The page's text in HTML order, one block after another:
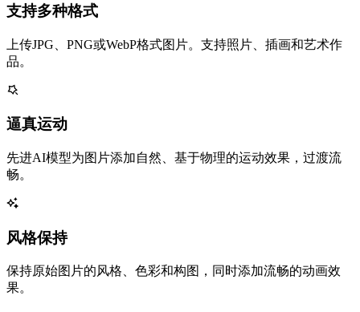
支持多种格式
上传JPG、PNG或WebP格式图片。支持照片、插画和艺术作
品。
逼真运动
先进AI模型为图片添加自然、基于物理的运动效果，过渡流
畅。
风格保持
保持原始图片的风格、色彩和构图，同时添加流畅的动画效
果。